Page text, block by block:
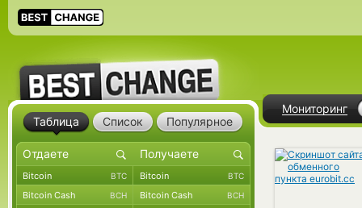
Мониторинг
Таблица Список Популярное
Bitcoin BTC Bitcoin BTC
Bitcoin Cash BCH Bitcoin Cash BCH